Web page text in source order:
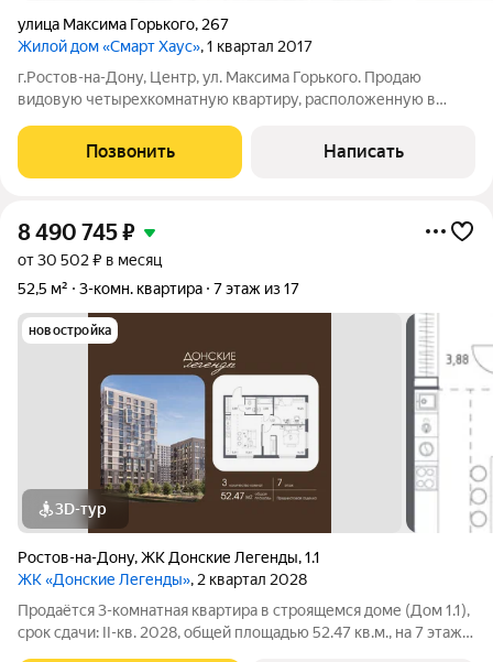
улица Максима Горького, 267
Жилой дом «Смарт Хаус», 1 квартал 2017
г.Ростов-на-Дону, Центр, ул. Максима Горького. Продаю
видовую четырехкомнатную квартиру, расположенную в
Хаус.Общая площадь 144 м2. Высота потолков 3 метра.
Планировочное решение, а также интерьер
Позвонить Написать
8 490 745₽
от 30 502 ₽ в месяц
52,5 м²
3-комн. квартира 7 этаж из 17
новостройка
3D-тур
Ростов-на-Дону,ЖК Донские Легенды,1.1
ЖК «Донские Легенды», 2 квартал 2028
Продаётся 3-комнатная квартира в строящемся доме (Дом 1.1),
срок сдачи: II-кв. 2028, общей площадью 52.47 кв.м., на 7 этаже.